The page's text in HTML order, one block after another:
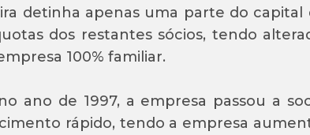
detinha apenas uma parte do capital
dos restantes sócios, tendo
100% familiar.
ano de 1997, a empresa passou a
rápido, tendo a empresa